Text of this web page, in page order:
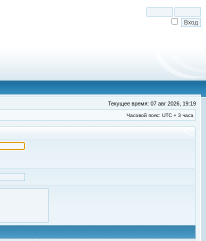
Текущее время: 07 авг 2026, 19:19
Часовой пояс: UTC + 3 часа